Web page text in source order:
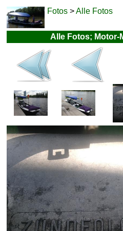
Fotos >Alle Fotos
Alle Fotos; Motor-